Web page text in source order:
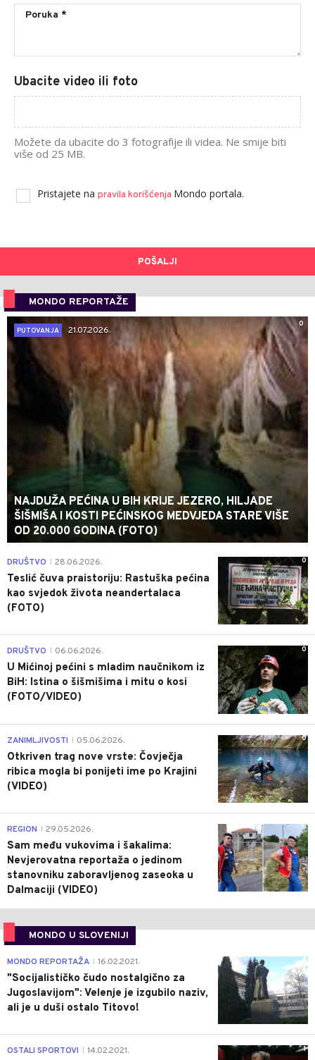
Ubacite video ili foto
Možete da ubacite do 3 fotografije ili videa. Ne smije biti
više od 25 MB.
Pristajete na pravila korišćenja Mondo portala.
POŠALJI
MONDO REPORTAŽE
0
PUTOVANJA
21.07.2026.
NAJDUŽA PEĆINA U BIH KRIJE JEZERO, HILJADE
ŠIŠMIŠA I KOSTI PEĆINSKOG MEDVJEDA STARE VIŠE
OD 20.000 GODINA (FOTO)
0
DRUŠTVO 28.06.2026.
Teslić čuva praistoriju: Rastuška pećina
kao svjedok života neandertalaca
(FOTO)
0
DRUŠTVO 06.06.2026.
U Mićinoj pećini s mladim naučnikom iz
BiH: Istina o šišmišima i mitu o kosi
(FOTO/VIDEO)
0
ZANIMLJIVOSTI 05.06.2026.
Otkriven trag nove vrste: Čovječja
ribica mogla bi ponijeti ime po Krajini
(VIDEO)
0
REGION 29.05.2026.
Sam među vukovima i šakalima:
Nevjerovatna reportaža o jedinom
stanovniku zaboravljenog zaseoka u
Dalmaciji (VIDEO)
MONDO U SLOVENIJI
4
MONDO REPORTAŽA 16.02.2021.
"Socijalističko čudo nostalgično za
Jugoslavijom": Velenje je izgubilo naziv,
ali je u duši ostalo Titovo!
1
OSTALI SPORTOVI 14.02.2021.